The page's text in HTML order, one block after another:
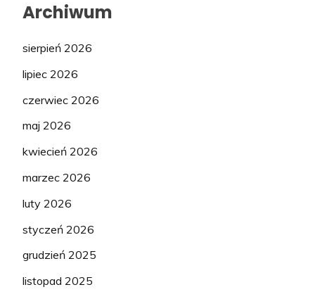
Archiwum
sierpień 2026
lipiec 2026
czerwiec 2026
maj 2026
kwiecień 2026
marzec 2026
luty 2026
styczeń 2026
grudzień 2025
listopad 2025